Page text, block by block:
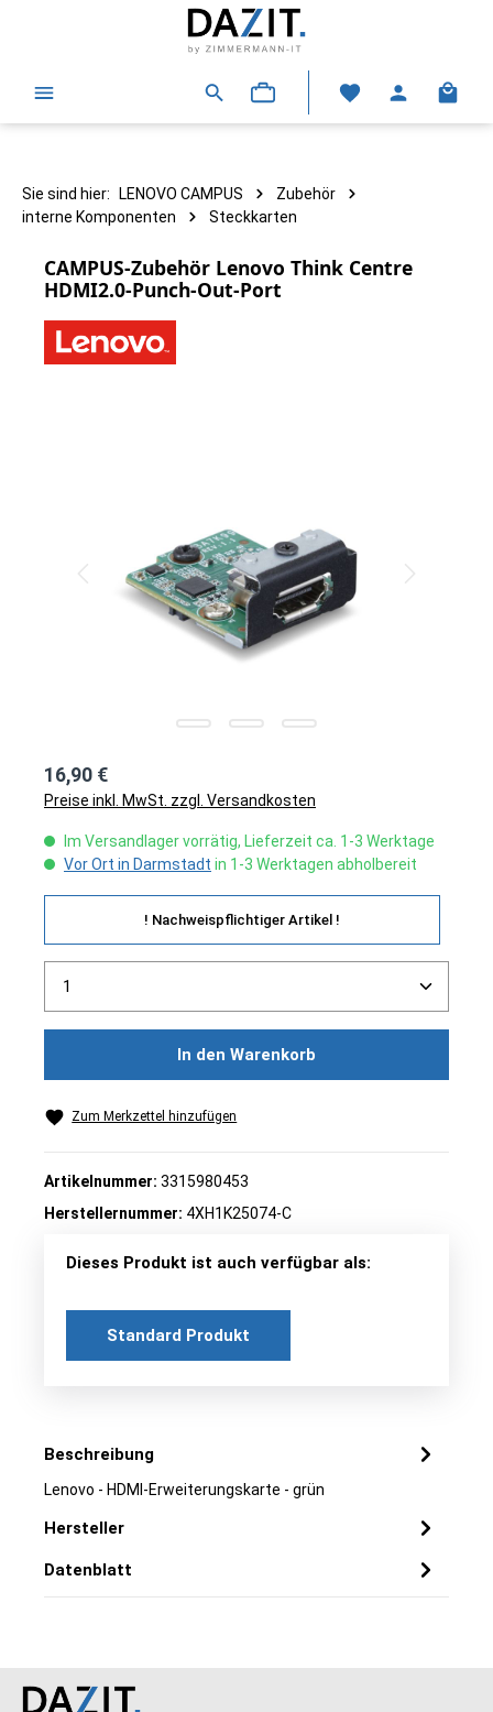
Sie sind hier: LENOVO CAMPUS
Zubehör
interne Komponenten
Steckkarten
CAMPUS-Zubehör Lenovo Think Centre
HDMI2.0-Punch-Out-Port
16,90 €
Preise inkl. MwSt. zzgl. Versandkosten
Im Versandlager vorrätig, Lieferzeit ca. 1-3 Werktage
Vor Ort in Darmstadt in 1-3 Werktagen abholbereit
! Nachweispflichtiger Artikel !
Produkt Anzahl: Gib den gewünschten Wert ein
In den Warenkorb
Zum Merkzettel hinzufügen
Artikelnummer: 3315980453
Herstellernummer: 4XH1K25074-C
Dieses Produkt ist auch verfügbar als:
Standard Produkt
Beschreibung
Lenovo - HDMI-Erweiterungskarte - grün
Hersteller
Datenblatt